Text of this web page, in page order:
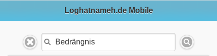
Loghatnameh.de Mobile